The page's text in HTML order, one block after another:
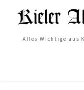
Alles Wichtige aus